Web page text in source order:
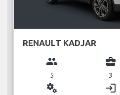
RENAULT KADJAR
group
5
business_center
3
miscellaneous_services login